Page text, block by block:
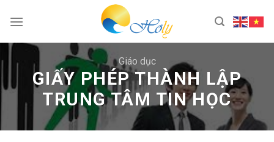
Giáo dục
GIẤY PHÉP THÀNH LẬP
TRUNG TÂM TIN HỌC